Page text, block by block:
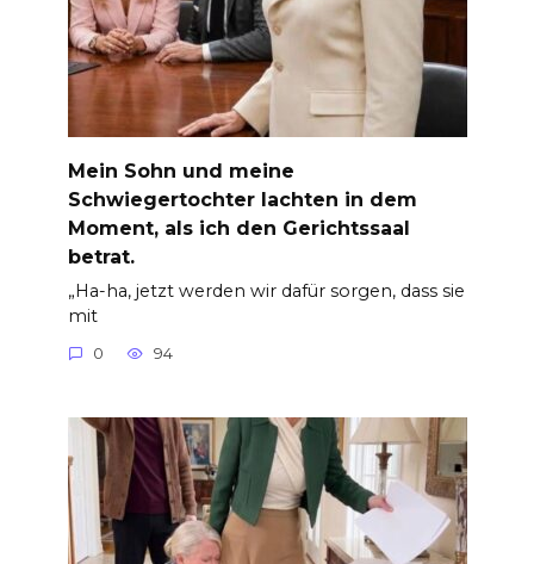
Mein Sohn und meine
Schwiegertochter lachten in dem
Moment, als ich den Gerichtssaal
betrat.
„Ha-ha, jetzt werden wir dafür sorgen, dass sie
mit
0 94